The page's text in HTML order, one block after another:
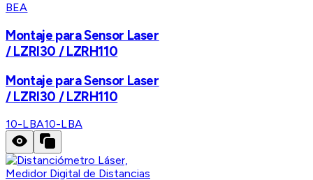
BEA
Montaje para Sensor Laser
/ LZRI30 / LZRH110
Montaje para Sensor Laser
/ LZRI30 / LZRH110
10-LBA10-LBA